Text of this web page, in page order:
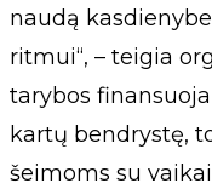
naudą
ritmui“, – teigia
tarybos
kartų bendrystę,
šeimoms su